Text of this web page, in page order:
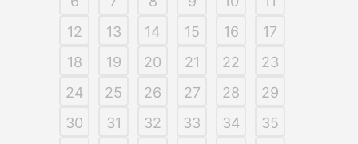
12
13 14 15 16
17
18
19 20 21 22
23
24
25 26 27 28
29
30
31 32 33 34
35